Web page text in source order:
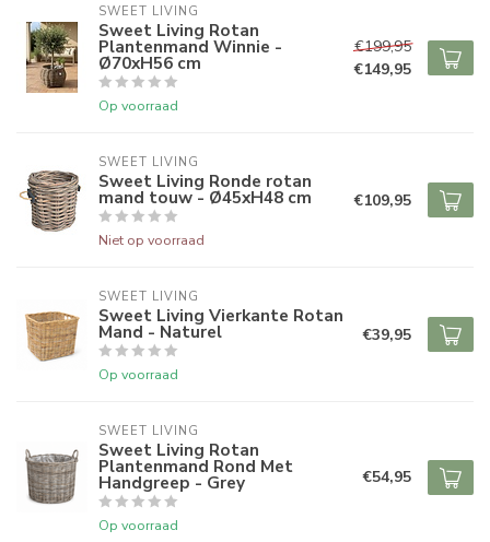
SWEET LIVING
Sweet Living Rotan
Plantenmand Winnie -
Ø70xH56 cm
Op voorraad
€199,95
€149,95
SWEET LIVING
Sweet Living Ronde rotan
mand touw - Ø45xH48 cm
Niet op voorraad
€109,95
SWEET LIVING
Sweet Living Vierkante Rotan
Mand - Naturel
Op voorraad
€39,95
SWEET LIVING
Sweet Living Rotan
Plantenmand Rond Met
Handgreep - Grey
Op voorraad
€54,95